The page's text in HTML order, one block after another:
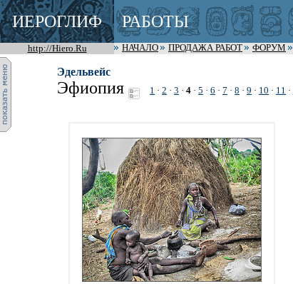
ИЕРОГЛИФ РАБОТЫ
http://Hiero.Ru НАЧАЛО ПРОДАЖА РАБОТ ФОРУМ
Эдельвейс
Эфиопия 1 · 2 · 3 · 4 · 5 · 6 · 7 · 8 · 9 · 10 · 11 ·